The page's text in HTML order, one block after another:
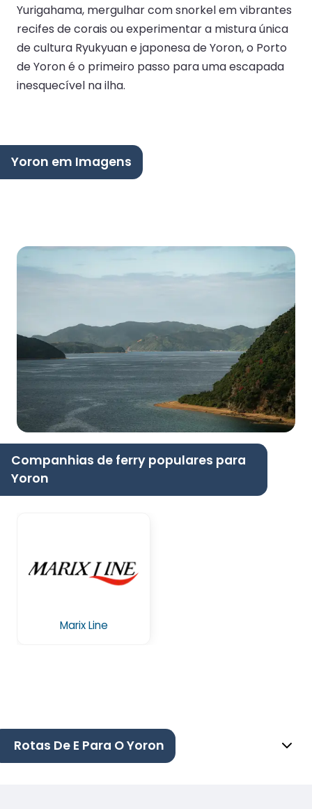
Yurigahama, mergulhar com snorkel em vibrantes
recifes de corais ou experimentar a mistura única
de cultura Ryukyuan e japonesa de Yoron, o Porto
de Yoron é o primeiro passo para uma escapada
inesquecível na ilha.
Yoron em Imagens
Companhias de ferry populares para
Yoron
Marix Line
Rotas De E Para O Yoron